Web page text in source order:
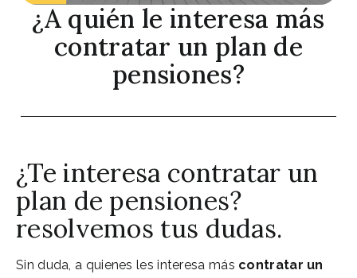
¿A quién le interesa más
contratar un plan de
pensiones?
¿Te interesa contratar un
plan de pensiones?
resolvemos tus dudas.
Sin duda, a quienes les interesa más contratar un